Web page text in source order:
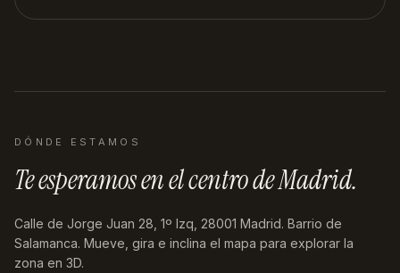
DÓNDE ESTAMOS
Te esperamos enel centro de Madrid.
Calle de Jorge Juan 28, 1º Izq, 28001 Madrid. Barrio de
Salamanca. Mueve, gira e inclina el mapa para explorar la
zona en 3D.